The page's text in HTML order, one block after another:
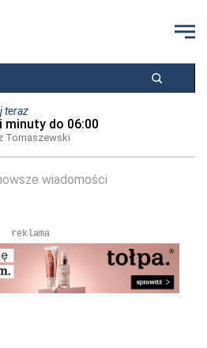
teraz
minuty do 06:00
Tomaszewski
wiadomości
reklama